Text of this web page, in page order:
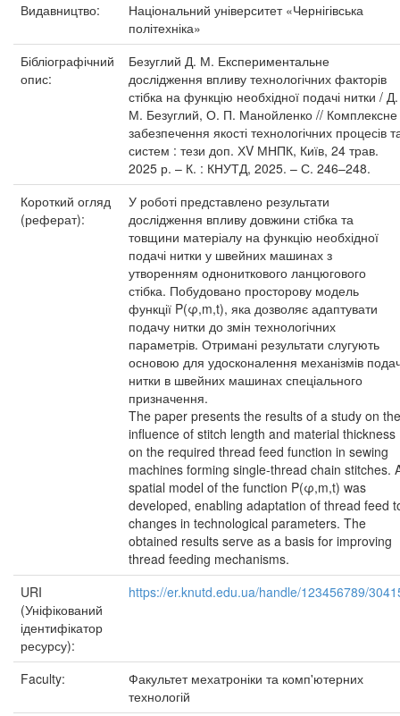
Видавництво:
Національний університет «Чернігівська
політехніка»
Бібліографічний
опис:
Безуглий Д. М. Експериментальне
дослідження впливу технологічних факторів
стібка на функцію необхідної подачі нитки / Д.
М. Безуглий, О. П. Манойленко // Комплексне
забезпечення якості технологічних процесів
систем : тези доп. ХV МНПК, Київ, 24 трав.
2025 р. – К. : КНУТД, 2025. – С. 246–248.
Короткий огляд
(реферат):
У роботі представлено результати
дослідження впливу довжини стібка та
товщини матеріалу на функцію необхідної
подачі нитки у швейних машинах з
утворенням однониткового ланцюгового
стібка. Побудовано просторову модель
функції P(φ,m,t), яка дозволяє адаптувати
подачу нитки до змін технологічних
параметрів. Отримані результати слугують
основою для удосконалення механізмів
нитки в швейних машинах спеціального
призначення.
The paper presents the results of a study on the
influence of stitch length and material thickness
on the required thread feed function in sewing
machines forming single-thread chain stitches.
spatial model of the function P(φ,m,t) was
developed, enabling adaptation of thread feed
changes in technological parameters. The
obtained results serve as a basis for improving
thread feeding mechanisms.
URI
(Уніфікований
ідентифікатор
ресурсу):
https://er.knutd.edu.ua/handle/123456789/
Faculty:
Факультет мехатроніки та комп'ютерних
технологій